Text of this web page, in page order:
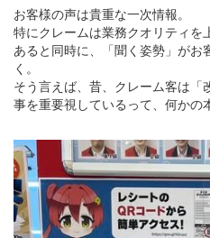
お客様の声は貴重な一次情報。
特にクレームは業務クオリティを
あると同時に、「聞く姿勢」がお
く。
そう言えば、昔、クレーム客は「
事を重要視しているって、何かの